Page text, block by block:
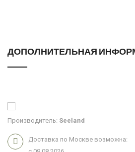
ДОПОЛНИТЕЛЬНАЯ
Производитель: Seeland
Доставка по Москве возможна: